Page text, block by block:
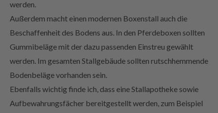
Außerdem macht einen modernen Boxenstall auch die
Beschaffenheit des Bodens aus. In den Pferdeboxen sollten
Gummibeläge mit der dazu passenden Einstreu gewählt
werden. Im gesamten Stallgebäude sollten rutschhemmende
Bodenbeläge vorhanden sein.
Ebenfalls wichtig finde ich, dass eine Stallapotheke sowie
Aufbewahrungsfächer bereitgestellt werden, zum Beispiel
für den Equidenpass, Medikamente oder die Wertsachen